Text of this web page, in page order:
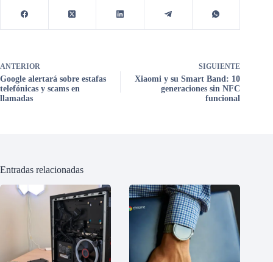
ANTERIOR
Google alertará sobre estafas
telefónicas y scams en
llamadas
SIGUIENTE
Xiaomi y su Smart Band: 10
generaciones sin NFC
funcional
Entradas relacionadas